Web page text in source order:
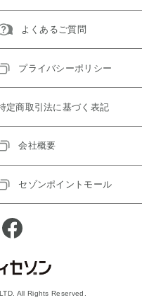
よくあるご質問
プライバシーポリシー
定商取引法に基づく表記
会社概要
セゾンポイントモール
All Rights Reserved.